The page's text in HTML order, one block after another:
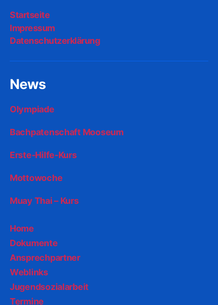
Startseite
Impressum
Datenschutzerklärung
News
Olympiade
Bachpatenschaft Mooseum
Erste-Hilfe-Kurs
Mottowoche
Muay Thai – Kurs
Home
Dokumente
Ansprechpartner
Weblinks
Jugendsozialarbeit
Termine